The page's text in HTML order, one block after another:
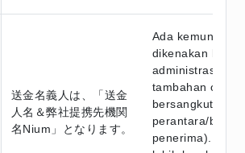
送金名義人は、「送金
人名＆弊社提携先機関
名Nium」となります。
Ada
dikenakan biaya
administrasi
tambahan oleh
bersangkutan
perantara/bank
penerima).